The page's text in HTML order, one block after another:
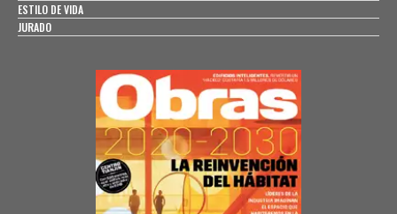
ESTILO DE VIDA
JURADO